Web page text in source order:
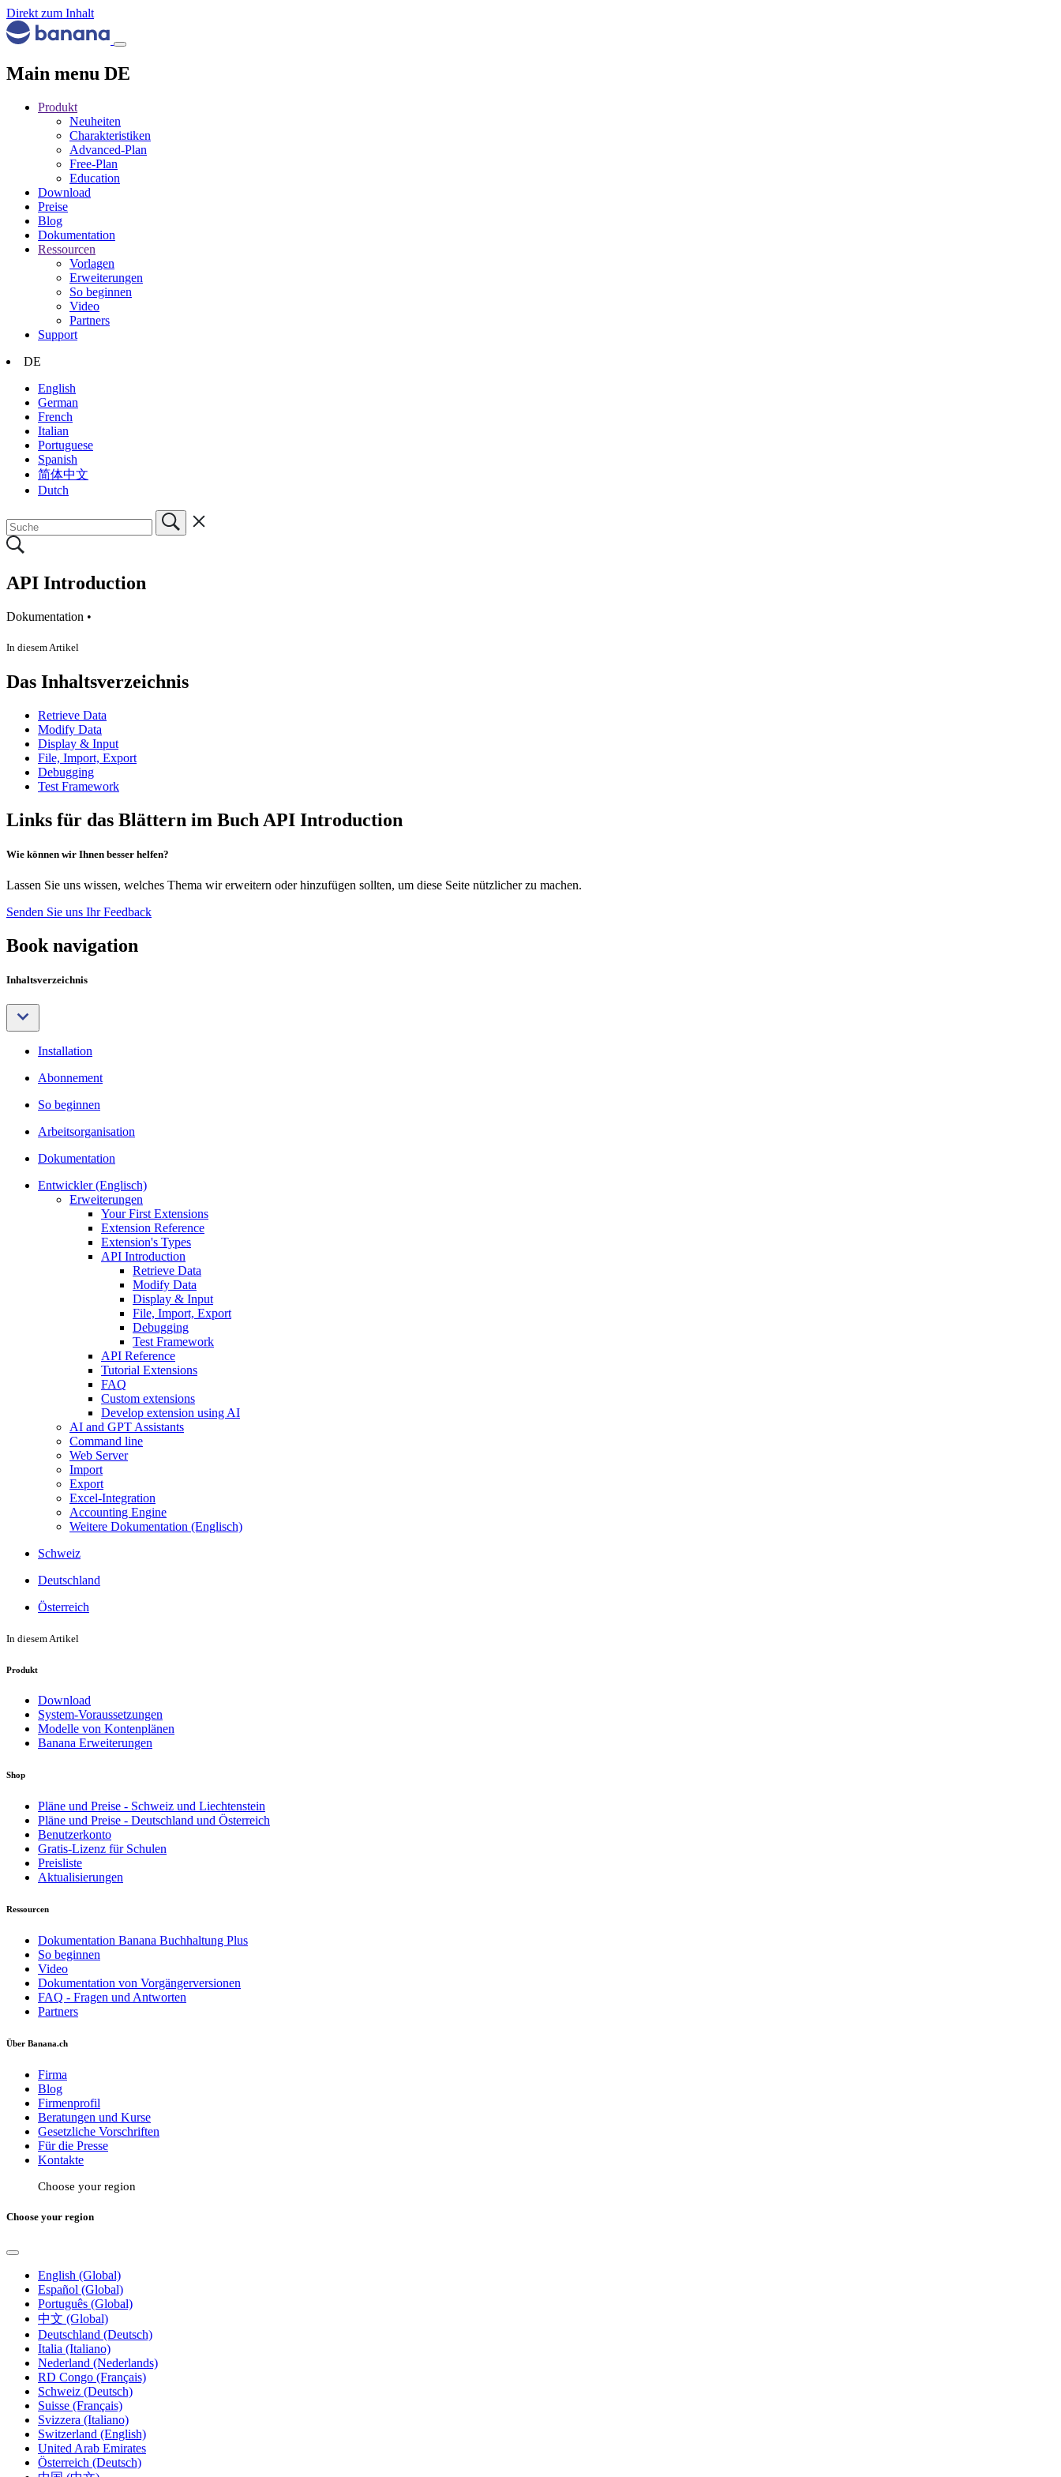
Direkt zum Inhalt
Main menu DE
Produkt
Neuheiten
Charakteristiken
Advanced-Plan
Free-Plan
Education
Download
Preise
Blog
Dokumentation
Ressourcen
Vorlagen
Erweiterungen
So beginnen
Video
Partners
Support
DE
English
German
French
Italian
Portuguese
Spanish
简体中文
Dutch
API Introduction
Dokumentation •
In diesem Artikel
Das Inhaltsverzeichnis
Retrieve Data
Modify Data
Display & Input
File, Import, Export
Debugging
Test Framework
Links für das Blättern im Buch API Introduction
Wie können wir Ihnen besser helfen?
Lassen Sie uns wissen, welches Thema wir erweitern oder hinzufügen sollten, um diese Seite nützlicher zu machen.
Senden Sie uns Ihr Feedback
Book navigation
Inhaltsverzeichnis
Installation
Abonnement
So beginnen
Arbeitsorganisation
Dokumentation
Entwickler (Englisch)
Erweiterungen
Your First Extensions
Extension Reference
Extension's Types
API Introduction
Retrieve Data
Modify Data
Display & Input
File, Import, Export
Debugging
Test Framework
API Reference
Tutorial Extensions
FAQ
Custom extensions
Develop extension using AI
AI and GPT Assistants
Command line
Web Server
Import
Export
Excel-Integration
Accounting Engine
Weitere Dokumentation (Englisch)
Schweiz
Deutschland
Österreich
In diesem Artikel
Produkt
Download
System-Voraussetzungen
Modelle von Kontenplänen
Banana Erweiterungen
Shop
Pläne und Preise - Schweiz und Liechtenstein
Pläne und Preise - Deutschland und Österreich
Benutzerkonto
Gratis-Lizenz für Schulen
Preisliste
Aktualisierungen
Ressourcen
Dokumentation Banana Buchhaltung Plus
So beginnen
Video
Dokumentation von Vorgängerversionen
FAQ - Fragen und Antworten
Partners
Über Banana.ch
Firma
Blog
Firmenprofil
Beratungen und Kurse
Gesetzliche Vorschriften
Für die Presse
Kontakte
Choose your region
Choose your region
English (Global)
Español (Global)
Português (Global)
中文 (Global)
Deutschland (Deutsch)
Italia (Italiano)
Nederland (Nederlands)
RD Congo (Français)
Schweiz (Deutsch)
Suisse (Français)
Svizzera (Italiano)
Switzerland (English)
United Arab Emirates
Österreich (Deutsch)